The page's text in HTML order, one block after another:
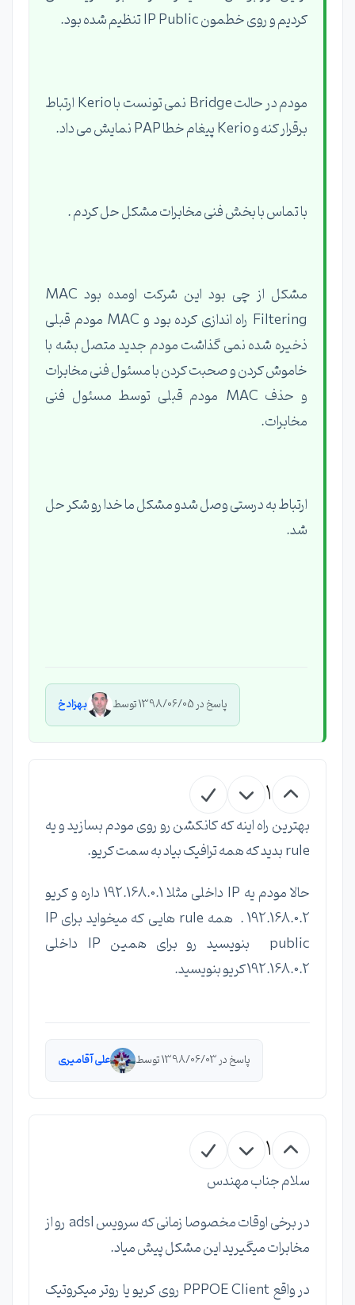
کردیم و روی خطمون IP Public تنظیم شده بود.
مودم در حالت Bridge نمی تونست با Kerio ارتباط
برقرار کنه و Kerio پیغام خطا PAP نمایش می داد.
با تماس با بخش فنی مخابرات مشکل حل کردم .
مشکل از چی بود این شرکت اومده بود MAC
Filtering راه اندازی کرده بود و MAC مودم قبلی
ذخیره شده نمی گذاشت مودم جدید متصل بشه با
خاموش کردن و صحبت کردن با مسئول فنی مخابرات
و حذف MAC مودم قبلی توسط مسئول فنی
مخابرات.
ارتباط به درستی وصل شدو مشکل ما خدا رو شکر حل
شد.
پاسخ در 1398/06/05 توسط بهزاد خ
1
بهترین راه اینه که کانکشن رو روی مودم بسازید و یه
rule بدید که همه ترافیک بیاد به سمت کریو.
حالا مودم یه IP داخلی مثلا 192.168.0.1 داره و کریو
192.168.0.2 . همه rule هایی که میخواید برای IP
public بنویسید رو برای همین IP داخلی
192.168.0.2 کریو بنویسید.
پاسخ در 1398/06/03 توسط علی آقامیری
1
سلام جناب مهندس
در برخی اوقات مخصوصا زمانی که سرویس adsl رو از
مخابرات میگیرید این مشکل پیش میاد.
در واقع PPPOE Client روی کریو یا روتر میکروتیک